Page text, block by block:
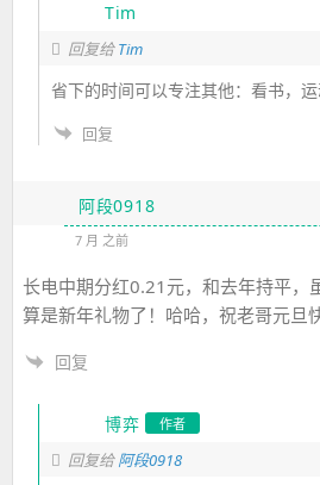
Tim
回复给Tim
省下的时间可以专注其他：看书，
回复
阿段0918
7 月 之前
长电中期分红0.21元，和去年持平，
算是新年礼物了！哈哈，祝老哥元旦
回复
博弈 作者
回复给阿段0918